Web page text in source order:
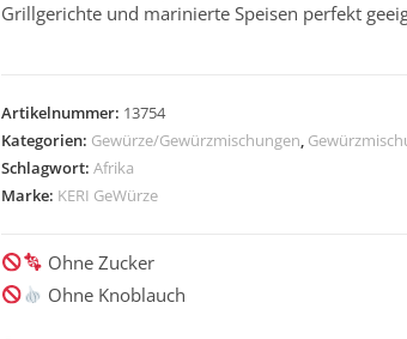
Grillgerichte und marinierte Speisen perfekt
Artikelnummer: 13754
Kategorien: Gewürze/Gewürzmischungen,
Schlagwort:Afrika
Marke: KERI GeWürze
Ohne Zucker
Ohne Knoblauch